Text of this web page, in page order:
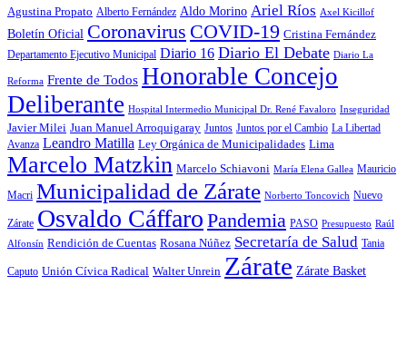
Agustina Propato Alberto Fernández Aldo Morino Ariel Ríos Axel Kicillof
Boletín Oficial Coronavirus COVID-19 Cristina Fernández
Departamento Ejecutivo Municipal Diario 16 Diario El Debate Diario La
Reforma Frente de Todos Honorable Concejo
Deliberante Hospital Intermedio Municipal Dr. René Favaloro Inseguridad
Javier Milei Juan Manuel Arroquigaray Juntos Juntos por el Cambio La Libertad
Avanza Leandro Matilla Ley Orgánica de Municipalidades Lima
Marcelo Matzkin Marcelo Schiavoni María Elena Gallea Mauricio
Macri Municipalidad de Zárate Norberto Toncovich Nuevo
Zárate Osvaldo Cáffaro Pandemia PASO Presupuesto Raúl
Alfonsín Rendición de Cuentas Rosana Núñez Secretaría de Salud Tania
Caputo Unión Cívica Radical Walter Unrein Zárate Zárate Basket